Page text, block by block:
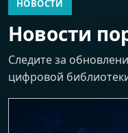
НОВОСТИ
Новости
Следите за
цифровой